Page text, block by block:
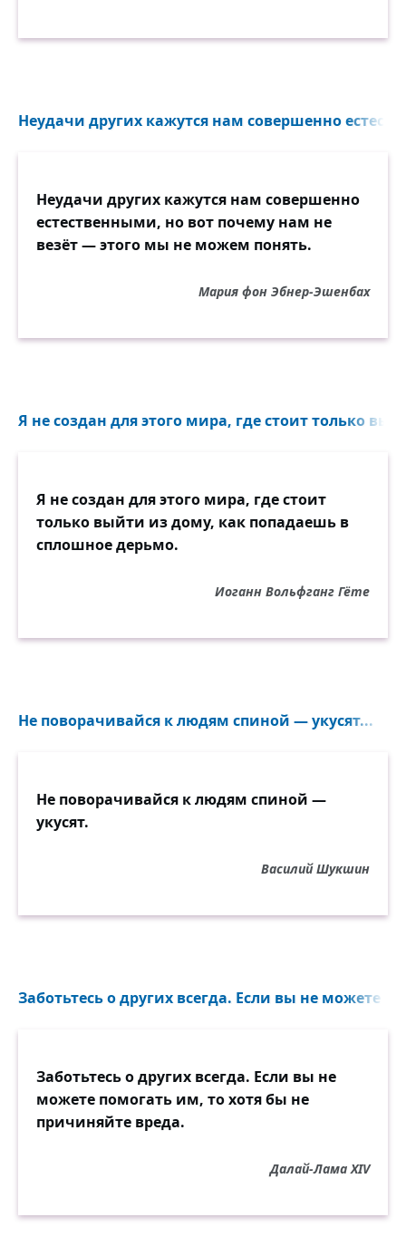
Неудачи других кажутся нам совершенно
Неудачи других кажутся нам совершенно
естественными, но вот почему нам не
везёт — этого мы не можем понять.
Мария фон Эбнер-Эшенбах
Я не создан для этого мира, где стоит только
Я не создан для этого мира, где стоит
только выйти из дому, как попадаешь в
сплошное дерьмо.
Иоганн Вольфганг Гёте
Не поворачивайся к людям спиной — укусят...
Не поворачивайся к людям спиной —
укусят.
Василий Шукшин
Заботьтесь о других всегда. Если вы не можете
Заботьтесь о других всегда. Если вы не
можете помогать им, то хотя бы не
причиняйте вреда.
Далай-Лама XIV